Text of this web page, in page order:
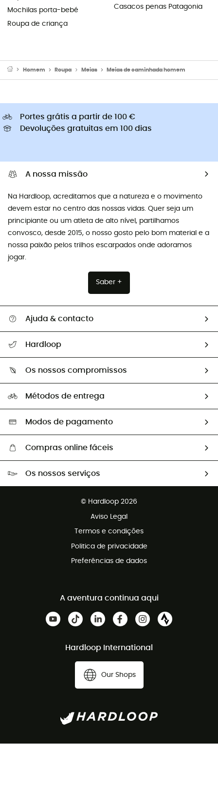
Mochilas porta-bebé
Roupa de criança
Casacos penas Patagonia
Homem Roupa Meias Meias de caminhada homem
Portes grátis a partir de 100 €
Devoluções gratuitas em 100 dias
A nossa missão
Na Hardloop, acreditamos que a natureza e o movimento
devem estar no centro das nossas vidas. Quer seja um
principiante ou um atleta de alto nível, partilhamos
convosco, desde 2015, o nosso gosto pelo bom material e a
nossa paixão pelos trilhos escarpados onde adoramos
jogar.
Saber +
Ajuda & contacto
Devoluções e reembolsos
Guia de tamanhos
Trocas & Devoluções
Hardloop
Os nossos embaixadores
Os nossos compromissos
Seleção eco-responsável
Métodos de entrega
Modos de pagamento
Compras online fáceis
Devoluções gratuitas em 100 dias
Os nossos serviços
© Hardloop 2026
Aviso Legal
Termos e condições
Politica de privacidade
Preferências de dados
A aventura continua aqui
Hardloop International
Our Shops